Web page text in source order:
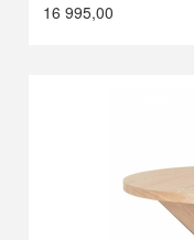
16 995,00